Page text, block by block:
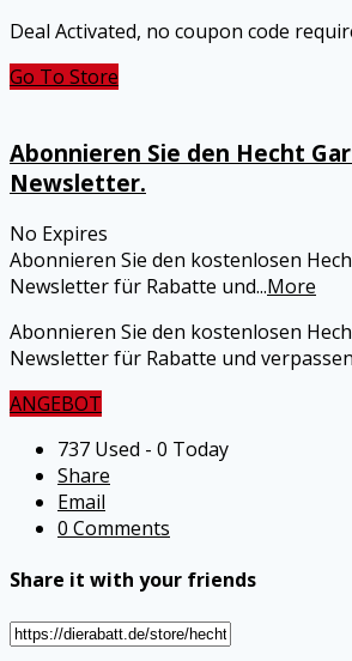
Deal Activated, no coupon code
Go To Store
Abonnieren Sie den Hecht
Newsletter.
No Expires
Abonnieren Sie den kostenlosen
Newsletter für Rabatte und...More
Abonnieren Sie den kostenlosen
Newsletter für Rabatte und
ANGEBOT
737 Used - 0 Today
Share
Email
0 Comments
Share it with your friends